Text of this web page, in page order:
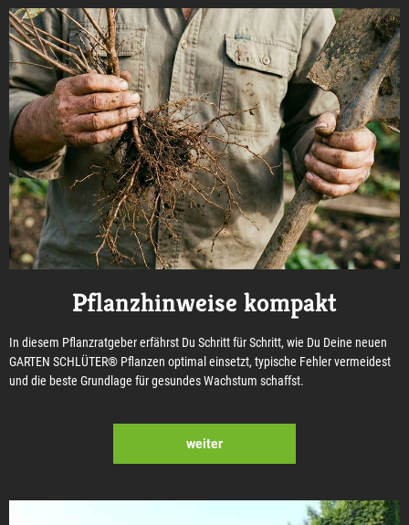
Pflanzhinweise kompakt
In diesem Pflanzratgeber erfährst Du Schritt für Schritt, wie Du Deine neuen
GARTEN SCHLÜTER® Pflanzen optimal einsetzt, typische Fehler vermeidest
und die beste Grundlage für gesundes Wachstum schaffst.
weiter